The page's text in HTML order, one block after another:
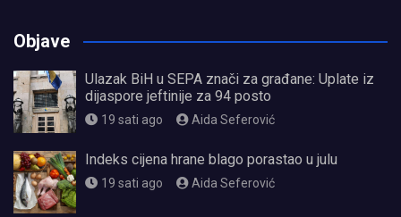
Objave
Ulazak BiH u SEPA znači za građane: Uplate iz
dijaspore jeftinije za 94 posto
19 sati ago Aida Seferović
Indeks cijena hrane blago porastao u julu
19 sati ago Aida Seferović